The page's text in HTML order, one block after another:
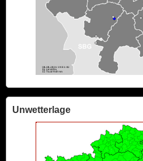
Unwetterlage